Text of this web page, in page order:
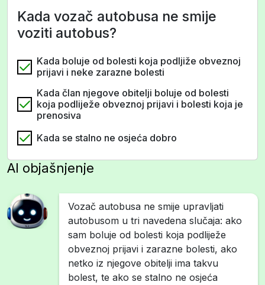
Kada vozač autobusa ne smije
voziti autobus?
Kada boluje od bolesti koja podljiže obveznoj
prijavi i neke zarazne bolesti
Kada član njegove obitelji boluje od bolesti
koja podliježe obveznoj prijavi i bolesti koja je
prenosiva
Kada se stalno ne osjeća dobro
AI objašnjenje
Vozač autobusa ne smije upravljati
autobusom u tri navedena slučaja: ako
sam boluje od bolesti koja podliježe
obveznoj prijavi i zarazne bolesti, ako
netko iz njegove obitelji ima takvu
bolest, te ako se stalno ne osjeća